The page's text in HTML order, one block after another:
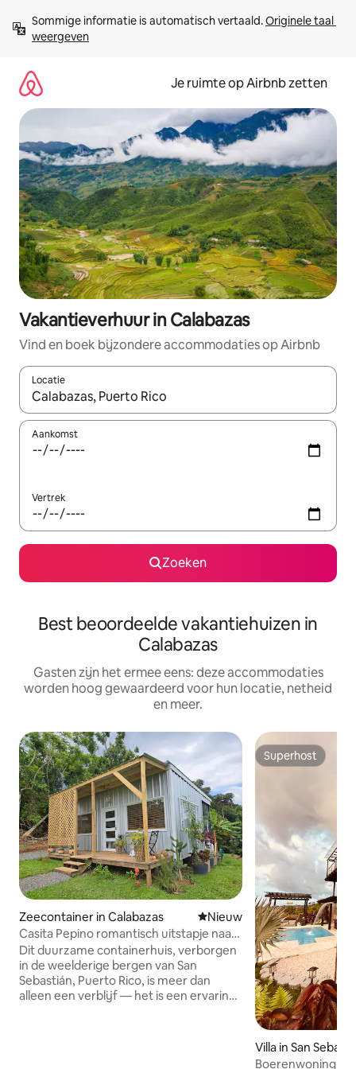
direct
naar
Sommige informatie is automatisch vertaald. Originele taal
weergeven
Je ruimte op Airbnb zetten
Vakantieverhuur in Calabazas
Vind en boek bijzondere accommodaties op Airbnb
Locatie
Wanneer er suggesties beschikbaar zijn, maak je een keuze
Aankomst
Vertrek
Zoeken
Best beoordeelde vakantiehuizen in
Calabazas
Gasten zijn het ermee eens: deze accommodaties
worden hoog gewaardeerd voor hun locatie, netheid
en meer.
Zeecontainer in Calabazas Nieuwe accommodatie
Nieuw
Casita Pepino romantisch uitstapje naar
de bergen in PR
Dit duurzame containerhuis, verborgen
in de weelderige bergen van San
Sebastián, Puerto Rico, is meer dan
alleen een verblijf — het is een ervaring.
Superhost
Superhost
Villa in San
Boerenwoning